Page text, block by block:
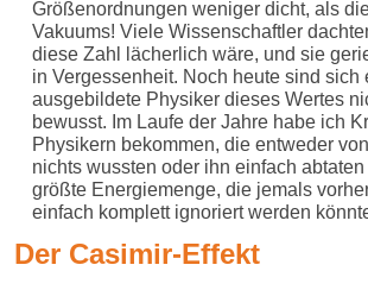
Größenordnungen weniger dicht, als
Vakuums! Viele Wissenschaftler
diese Zahl lächerlich wäre, und sie
in Vergessenheit. Noch heute sind sich
ausgebildete Physiker dieses Wertes
bewusst. Im Laufe der Jahre habe ich
Physikern bekommen, die entweder
nichts wussten oder ihn einfach
größte Energiemenge, die jemals
einfach komplett ignoriert werden
Der Casimir-Effekt